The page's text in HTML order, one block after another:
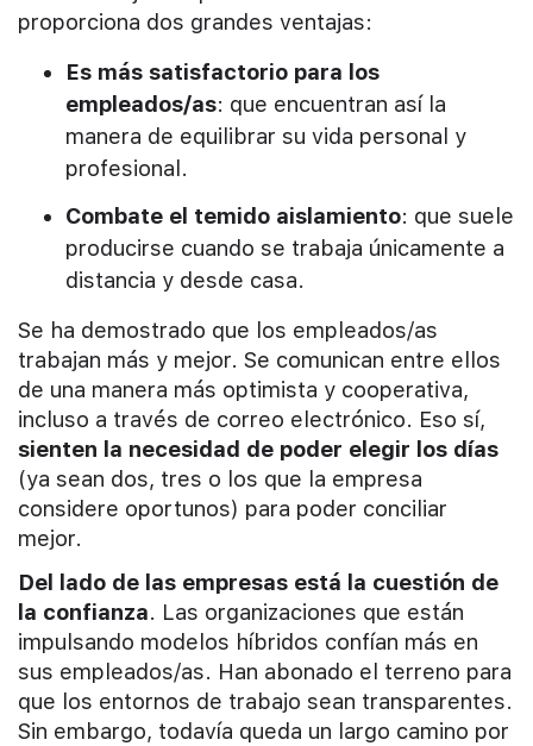
proporciona dos grandes ventajas:
Es más satisfactorio para los
empleados/as: que encuentran así la
manera de equilibrar su vida personal y
profesional.
Combate el temido aislamiento: que suele
producirse cuando se trabaja únicamente a
distancia y desde casa.
Se ha demostrado que los empleados/as
trabajan más y mejor. Se comunican entre ellos
de una manera más optimista y cooperativa,
incluso a través de correo electrónico. Eso sí,
sienten la necesidad de poder elegir los días
(ya sean dos, tres o los que la empresa
considere oportunos) para poder conciliar
mejor.
Del lado de las empresas está la cuestión de
la confianza. Las organizaciones que están
impulsando modelos híbridos confían más en
sus empleados/as. Han abonado el terreno para
que los entornos de trabajo sean transparentes.
Sin embargo, todavía queda un largo camino por